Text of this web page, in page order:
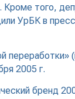
того,
УрБК в
2005 г.
бренд